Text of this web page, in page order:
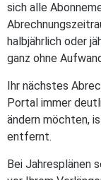
sich alle
halbjährlich oder
ganz ohne
Ihr nächstes
Portal immer
ändern möchten,
entfernt.
Bei Jahresplänen